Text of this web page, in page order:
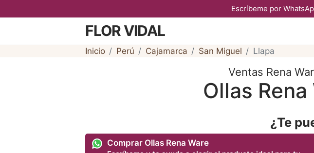
Escríbeme por
FLOR VIDAL
Inicio Perú Cajamarca San Miguel Llapa
Ventas Rena
Ollas
¿Te
Comprar Ollas Rena Ware